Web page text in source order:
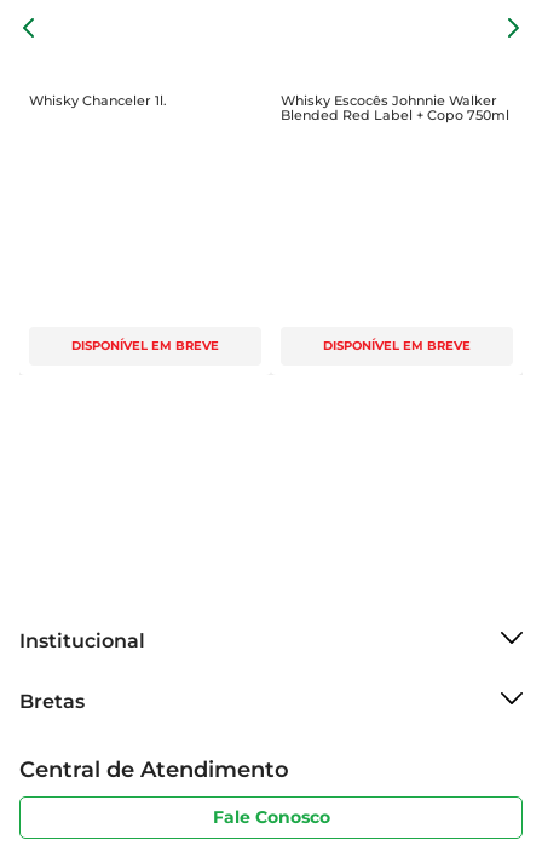
Whisky Chanceler 1l.
DISPONÍVEL EM BREVE
Whisky Escocês Johnnie Walker
Blended Red Label + Copo 750ml
DISPONÍVEL EM BREVE
Institucional
Grupo Cencosud
Sobre privacidade
Portal do fornecedor
Bretas
Produtos Bretas
Código de ética
Serviços
Central de Atendimento
Fale Conosco